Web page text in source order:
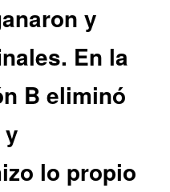
y
En la
B eliminó
lo propio